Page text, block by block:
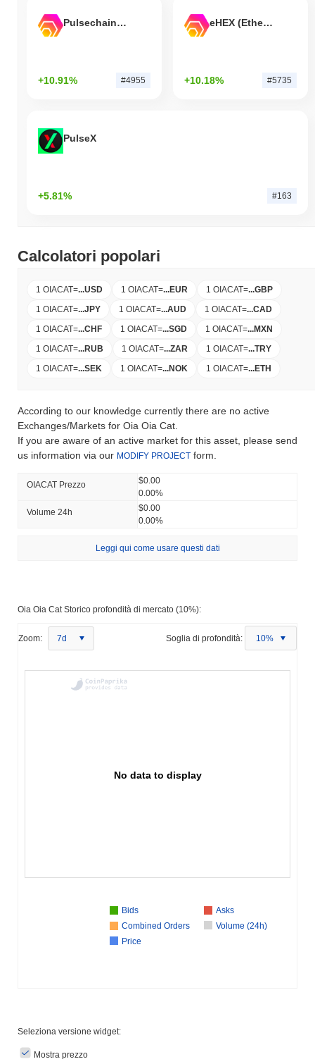
Pulsechain Bridged HEX (Pulsechain)
+10.91% #4955
eHEX (Ethereum)
+10.18% #5735
PulseX
+5.81% #163
Calcolatori popolari
1 OIACAT=...USD 1 OIACAT=...EUR 1 OIACAT=...GBP
1 OIACAT=...JPY 1 OIACAT=...AUD 1 OIACAT=...CAD
1 OIACAT=...CHF 1 OIACAT=...SGD 1 OIACAT=...MXN
1 OIACAT=...RUB 1 OIACAT=...ZAR 1 OIACAT=...TRY
1 OIACAT=...SEK 1 OIACAT=...NOK 1 OIACAT=...ETH
According to our knowledge currently there are no active
Exchanges/Markets for Oia Oia Cat.
If you are aware of an active market for this asset, please send
us information via our MODIFY PROJECT form.
OIACAT Prezzo
$0.00
0.00%
Volume 24h
$0.00
0.00%
Leggi qui come usare questi dati
Oia Oia Cat Storico profondità di mercato (10%):
Zoom: 7d Soglia di profondità: 10%
No data to display
Bids
Asks
Combined Orders
Volume (24h)
Price
Seleziona versione widget:
Mostra prezzo